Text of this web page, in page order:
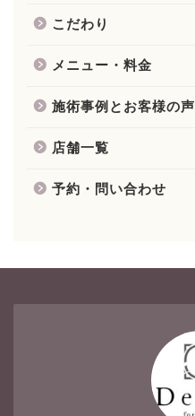
こだわり
メニュー・料金
施術事例とお客様の声
店舗一覧
予約・問い合わせ